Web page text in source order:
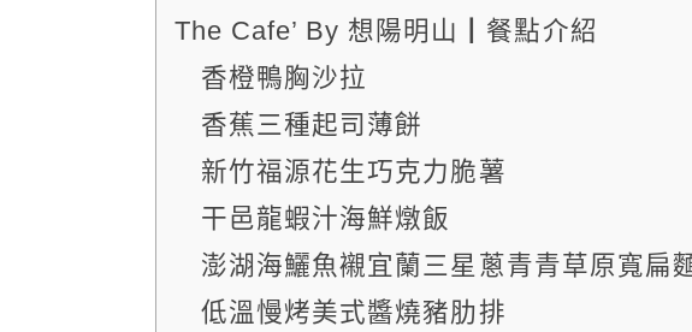
The Cafe’ By 想陽明山┃餐點介紹
香橙鴨胸沙拉
香蕉三種起司薄餅
新竹福源花生巧克力脆薯
干邑龍蝦汁海鮮燉飯
澎湖海鱺魚襯宜蘭三星蔥青青草原寬扁
低溫慢烤美式醬燒豬肋排